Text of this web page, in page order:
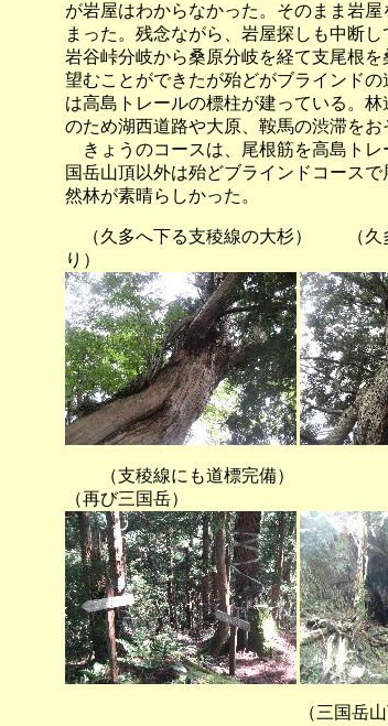
が岩屋はわからなかった。そのまま岩
まった。残念ながら、岩屋探しも中断
岩谷峠分岐から桑原分岐を経て支尾根
望むことができたが殆どがブラインド
は高島トレールの標柱が建っている。
のため湖西道路や大原、鞍馬の渋滞を
きょうのコースは、尾根筋を高島トレ
国岳山頂以外は殆どブラインドコース
然林が素晴らしかった。
（久多へ下る支稜線の大杉） （
り）
（支稜線にも道
（再び三国岳）
（三国岳山頂上広場か